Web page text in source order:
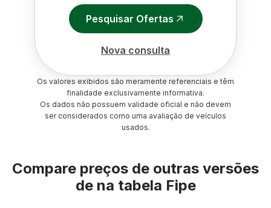
Pesquisar Ofertas
Nova consulta
Os valores exibidos são meramente referenciais e têm
finalidade exclusivamente informativa.
Os dados não possuem validade oficial e não devem
ser considerados como uma avaliação de veículos
usados.
Compare preços de outras versões
de na tabela Fipe